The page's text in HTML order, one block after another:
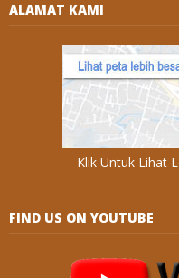
ALAMAT KAMI
Klik Untuk Lihat
FIND US ON YOUTUBE